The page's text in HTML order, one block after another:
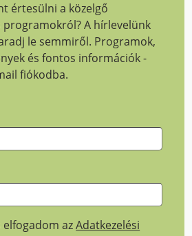
értesülni a közelgő
programokról? A hírlevelünk
le semmiről. Programok,
és fontos információk -
fiókodba.
elfogadom azAdatkezelési